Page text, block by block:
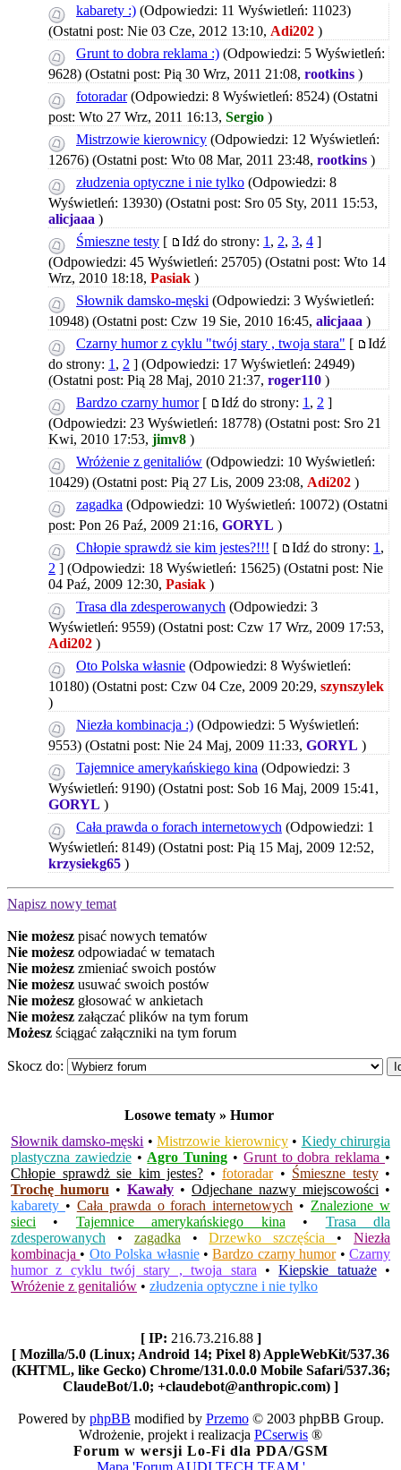
kabarety :) (Odpowiedzi: 11 Wyświetleń: 11023)
(Ostatni post: Nie 03 Cze, 2012 13:10, Adi202 )
Grunt to dobra reklama :) (Odpowiedzi: 5 Wyświetleń:
9628) (Ostatni post: Pią 30 Wrz, 2011 21:08, rootkins )
fotoradar (Odpowiedzi: 8 Wyświetleń: 8524) (Ostatni
post: Wto 27 Wrz, 2011 16:13, Sergio )
Mistrzowie kierownicy (Odpowiedzi: 12 Wyświetleń:
12676) (Ostatni post: Wto 08 Mar, 2011 23:48, rootkins )
złudzenia optyczne i nie tylko (Odpowiedzi: 8
Wyświetleń: 13930) (Ostatni post: Sro 05 Sty, 2011 15:53,
alicjaaa )
Śmieszne testy [ Idź do strony: 1 , 2, 3, 4 ]
(Odpowiedzi: 45 Wyświetleń: 25705) (Ostatni post: Wto 14
Wrz, 2010 18:18, Pasiak )
Słownik damsko-męski (Odpowiedzi: 3 Wyświetleń:
10948) (Ostatni post: Czw 19 Sie, 2010 16:45, alicjaaa )
Czarny humor z cyklu "twój stary , twoja stara" [
Idź
do strony: 1 , 2 ] (Odpowiedzi: 17 Wyświetleń: 24949)
(Ostatni post: Pią 28 Maj, 2010 21:37, roger110 )
Bardzo czarny humor [ Idź do strony: 1 , 2 ]
(Odpowiedzi: 23 Wyświetleń: 18778) (Ostatni post: Sro 21
Kwi, 2010 17:53, jimv8 )
Wróżenie z genitaliów (Odpowiedzi: 10 Wyświetleń:
10429) (Ostatni post: Pią 27 Lis, 2009 23:08, Adi202 )
zagadka (Odpowiedzi: 10 Wyświetleń: 10072) (Ostatni
post: Pon 26 Paź, 2009 21:16, GORYL )
Chłopie sprawdż sie kim jestes?!!! [ Idź do strony: 1 ,
2 ] (Odpowiedzi: 18 Wyświetleń: 15625) (Ostatni post: Nie
04 Paź, 2009 12:30, Pasiak )
Trasa dla zdesperowanych (Odpowiedzi: 3
Wyświetleń: 9559) (Ostatni post: Czw 17 Wrz, 2009 17:53,
Adi202 )
Oto Polska własnie (Odpowiedzi: 8 Wyświetleń:
10180) (Ostatni post: Czw 04 Cze, 2009 20:29, szynszylek
)
Niezła kombinacja :) (Odpowiedzi: 5 Wyświetleń:
9553) (Ostatni post: Nie 24 Maj, 2009 11:33, GORYL )
Tajemnice amerykańskiego kina (Odpowiedzi: 3
Wyświetleń: 9190) (Ostatni post: Sob 16 Maj, 2009 15:41,
GORYL )
Cała prawda o forach internetowych (Odpowiedzi: 1
Wyświetleń: 8149) (Ostatni post: Pią 15 Maj, 2009 12:52,
krzysiekg65 )
Napisz nowy temat
Nie możesz pisać nowych tematów
Nie możesz odpowiadać w tematach
Nie możesz zmieniać swoich postów
Nie możesz usuwać swoich postów
Nie możesz głosować w ankietach
Nie możesz załączać plików na tym forum
Możesz ściągać załączniki na tym forum
Skocz do:
Losowe tematy » Humor
Słownik damsko-męski •Mistrzowie kierownicy• Kiedy chirurgia
plastyczna zawiedzie• Agro Tuning • Grunt to dobra reklama •
Chłopie sprawdż sie kim jestes? • fotoradar• Śmieszne testy•
Trochę humoru • Kawały • Odjechane nazwy miejscowości •
kabarety • Cała prawda o forach internetowych • Znalezione w
sieci • Tajemnice amerykańskiego kina • Trasa dla
zdesperowanych • zagadka •Drzewko szczęścia •Niezła
kombinacja • Oto Polska własnie•Bardzo czarny humor•Czarny
humor z cyklu twój stary , twoja stara •Kiepskie tatuaże•
Wróżenie z genitaliów • złudzenia optyczne i nie tylko
[ IP: 216.73.216.88 ]
[ Mozilla/5.0 (Linux; Android 14; Pixel 8) AppleWebKit/537.36
(KHTML, like Gecko) Chrome/131.0.0.0 Mobile Safari/537.36;
ClaudeBot/1.0; +claudebot@anthropic.com) ]
Powered by phpBB modified by Przemo© 2003 phpBB Group.
Wdrożenie, projekt i realizacja PCserwis ®
Forum w wersji Lo-Fi dla PDA/GSM
Mapa 'Forum AUDI TECH TEAM '